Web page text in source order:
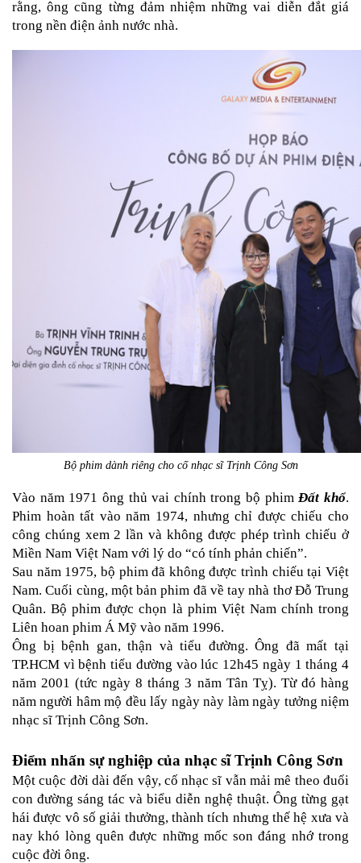
rằng, ông cũng từng đảm nhiệm những vai diễn đắt giá
trong nền điện ảnh nước nhà.
Bộ phim dành riêng cho cố nhạc sĩ Trịnh Công Sơn
Vào năm 1971 ông thủ vai chính trong bộ phim Đất khổ.
Phim hoàn tất vào năm 1974, nhưng chỉ được chiếu cho
công chúng xem 2 lần và không được phép trình chiếu ở
Miền Nam Việt Nam với lý do “có tính phản chiến”.
Sau năm 1975, bộ phim đã không được trình chiếu tại Việt
Nam. Cuối cùng, một bản phim đã về tay nhà thơ Đỗ Trung
Quân. Bộ phim được chọn là phim Việt Nam chính trong
Liên hoan phim Á Mỹ vào năm 1996.
Ông bị bệnh gan, thận và tiểu đường. Ông đã mất tại
TP.HCM vì bệnh tiểu đường vào lúc 12h45 ngày 1 tháng 4
năm 2001 (tức ngày 8 tháng 3 năm Tân Tỵ). Từ đó hàng
năm người hâm mộ đều lấy ngày này làm ngày tưởng niệm
nhạc sĩ Trịnh Công Sơn.
Điểm nhấn sự nghiệp của nhạc sĩ Trịnh Công Sơn
Một cuộc đời dài đến vậy, cố nhạc sĩ vẫn mải mê theo đuổi
con đường sáng tác và biểu diễn nghệ thuật. Ông từng gạt
hái được vô số giải thưởng, thành tích nhưng thế hệ xưa và
nay khó lòng quên được những mốc son đáng nhớ trong
cuộc đời ông.